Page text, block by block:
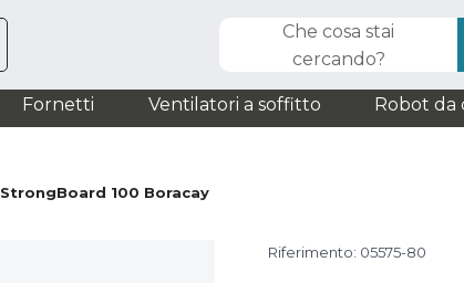
Che cosa stai
cercando?
Fornetti Ventilatori a soffitto Robot da
StrongBoard 100 Boracay
Riferimento: 05575-80